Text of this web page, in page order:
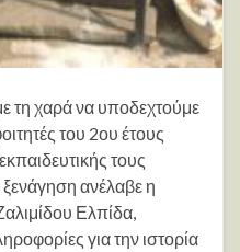
τη χαρά να υποδεχτούμε
του 2ου έτους
τους
ανέλαβε η
Ελπίδα,
για την ιστορία